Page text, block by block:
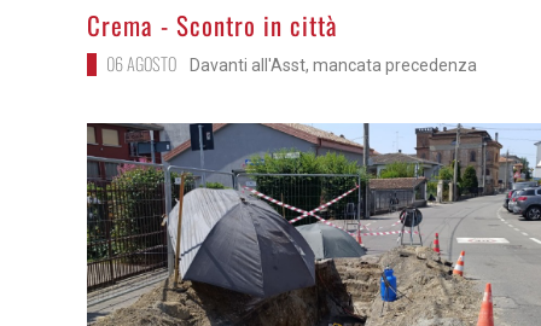
>
Crema - Scontro in città
06 AGOSTO Davanti all'Asst, mancata precedenza